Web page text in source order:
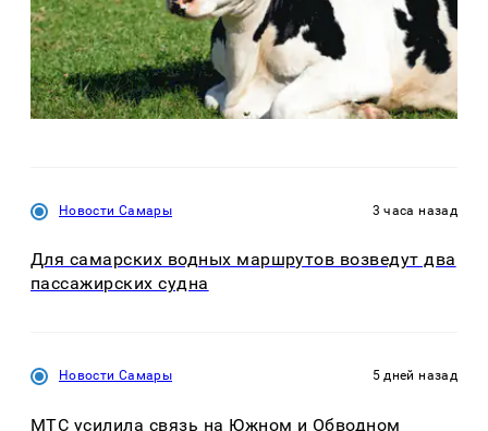
Новости Самары 3 часа назад
Для самарских водных маршрутов возведут два
пассажирских судна
Новости Самары 5 дней назад
МТС усилила связь на Южном и Обводном